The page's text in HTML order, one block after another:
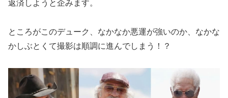
返済しようと企みます。
ところがこのデューク、なかなか悪運が強いのか、なかな
かしぶとくて撮影は順調に進んでしまう！？